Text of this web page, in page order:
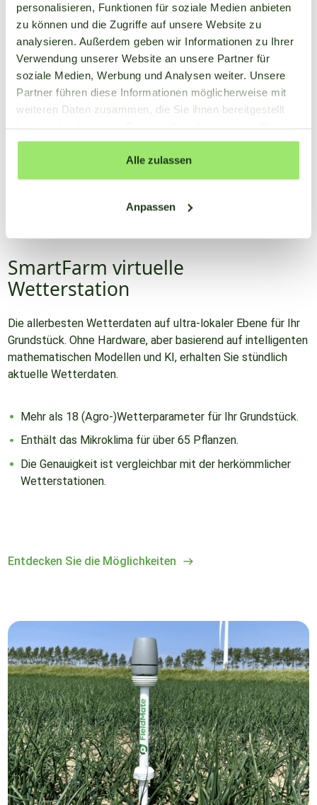
personalisieren, Funktionen für soziale Medien anbieten
zu können und die Zugriffe auf unsere Website zu
analysieren. Außerdem geben wir Informationen zu Ihrer
Verwendung unserer Website an unsere Partner für
soziale Medien, Werbung und Analysen weiter. Unsere
Partner führen diese Informationen möglicherweise mit
weiteren Daten zusammen, die Sie ihnen bereitgestellt
gesammelt haben.
Alle zulassen
Anpassen
SmartFarm virtuelle
Wetterstation
Die allerbesten Wetterdaten auf ultra-lokaler Ebene für Ihr
Grundstück. Ohne Hardware, aber basierend auf intelligenten
mathematischen Modellen und KI, erhalten Sie stündlich
aktuelle Wetterdaten.
Mehr als 18 (Agro-)Wetterparameter für Ihr Grundstück.
Enthält das Mikroklima für über 65 Pflanzen.
Die Genauigkeit ist vergleichbar mit der herkömmlicher
Wetterstationen.
Entdecken Sie die Möglichkeiten